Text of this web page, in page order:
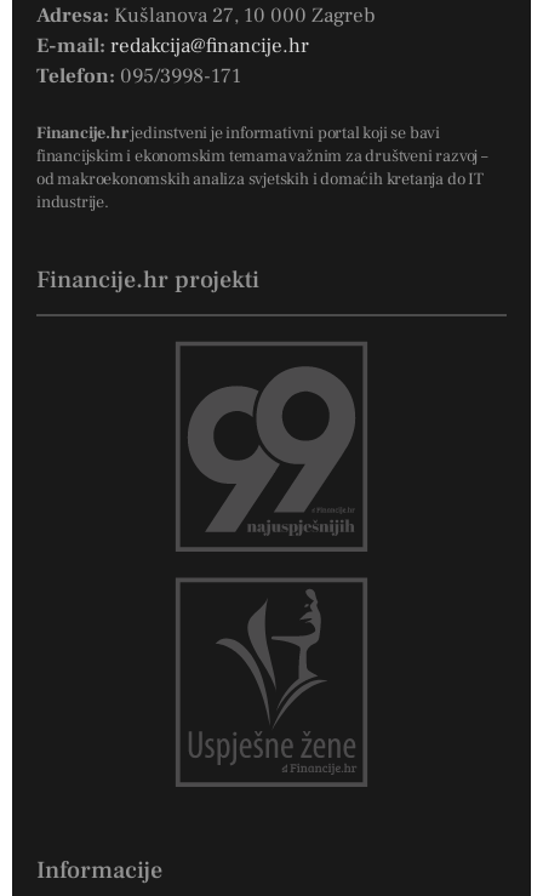
Adresa: Kušlanova 27, 10 000 Zagreb
E-mail: redakcija@financije.hr
Telefon: 095/3998-171
Financije.hrjedinstveni je informativni portal koji se bavi
financijskim i ekonomskim temama važnim za društveni razvoj –
od makroekonomskih analiza svjetskih i domaćih kretanja do IT
industrije.
Financije.hr projekti
Informacije